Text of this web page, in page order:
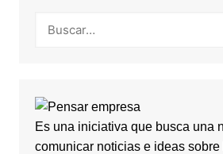
Es una iniciativa que busca una
comunicar noticias e ideas